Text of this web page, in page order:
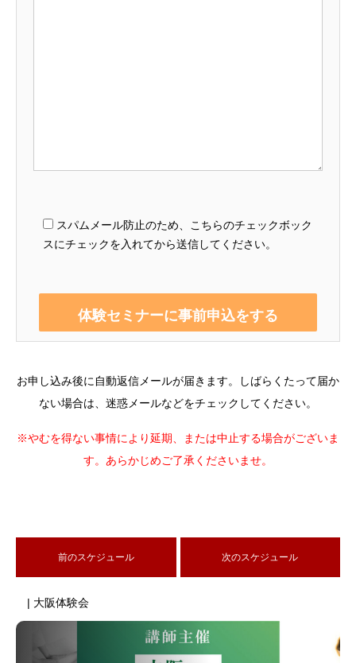
スパムメール防止のため、こちらのチェックボック
スにチェックを入れてから送信してください。
お申し込み後に自動返信メールが届きます。しばらくたって届か
ない場合は、迷惑メールなどをチェックしてください。
※やむを得ない事情により延期、または中止する場合がございま
す。あらかじめご了承くださいませ。
前のスケジュール 次のスケジュール
| 大阪体験会